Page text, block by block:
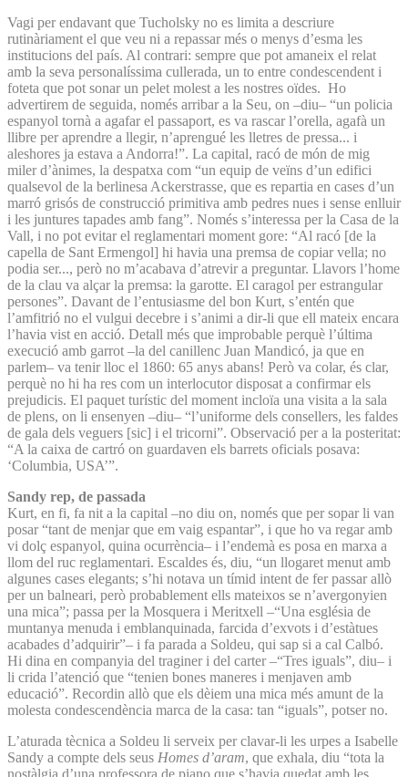
Vagi per endavant que Tucholsky no es limita a descriure
rutinàriament el que veu ni a repassar més o menys d’esma les
institucions del país. Al contrari: sempre que pot amaneix el relat
amb la seva personalíssima cullerada, un to entre condescendent i
foteta que pot sonar un pelet molest a les nostres oïdes. Ho
advertirem de seguida, només arribar a la Seu, on –diu– “un policia
espanyol tornà a agafar el passaport, es va rascar l’orella, agafà un
llibre per aprendre a llegir, n’aprengué les lletres de pressa... i
aleshores ja estava a Andorra!”. La capital, racó de món de mig
miler d’ànimes, la despatxa com “un equip de veïns d’un edifici
qualsevol de la berlinesa Ackerstrasse, que es repartia en cases d’un
marró grisós de construcció primitiva amb pedres nues i sense enlluir
i les juntures tapades amb fang”. Només s’interessa per la Casa de la
Vall, i no pot evitar el reglamentari moment gore: “Al racó [de la
capella de Sant Ermengol] hi havia una premsa de copiar vella; no
podia ser..., però no m’acabava d’atrevir a preguntar. Llavors l’home
de la clau va alçar la premsa: la garotte. El caragol per estrangular
persones”. Davant de l’entusiasme del bon Kurt, s’entén que
l’amfitrió no el vulgui decebre i s’animi a dir-li que ell mateix encara
l’havia vist en acció. Detall més que improbable perquè l’última
execució amb garrot –la del canillenc Juan Mandicó, ja que en
parlem– va tenir lloc el 1860: 65 anys abans! Però va colar, és clar,
perquè no hi ha res com un interlocutor disposat a confirmar els
prejudicis. El paquet turístic del moment incloïa una visita a la sala
de plens, on li ensenyen –diu– “l’uniforme dels consellers, les faldes
de gala dels veguers [sic] i el tricorni”. Observació per a la posteritat:
“A la caixa de cartró on guardaven els barrets oficials posava:
‘Columbia, USA’”.
Sandy rep, de passada
Kurt, en fi, fa nit a la capital –no diu on, només que per sopar li van
posar “tant de menjar que em vaig espantar”, i que ho va regar amb
vi dolç espanyol, quina ocurrència– i l’endemà es posa en marxa a
llom del ruc reglamentari. Escaldes és, diu, “un llogaret menut amb
algunes cases elegants; s’hi notava un tímid intent de fer passar allò
per un balneari, però probablement ells mateixos se n’avergonyien
una mica”; passa per la Mosquera i Meritxell –“Una església de
muntanya menuda i emblanquinada, farcida d’exvots i d’estàtues
acabades d’adquirir”– i fa parada a Soldeu, qui sap si a cal Calbó.
Hi dina en companyia del traginer i del carter –“Tres iguals”, diu– i
li crida l’atenció que “tenien bones maneres i menjaven amb
educació”. Recordin allò que els dèiem una mica més amunt de la
molesta condescendència marca de la casa: tan “iguals”, potser no.
L’aturada tècnica a Soldeu li serveix per clavar-li les urpes a Isabelle
Sandy a compte dels seus Homes d’aram, que exhala, diu “tota la
nostàlgia d’una professora de piano que s’havia quedat amb les